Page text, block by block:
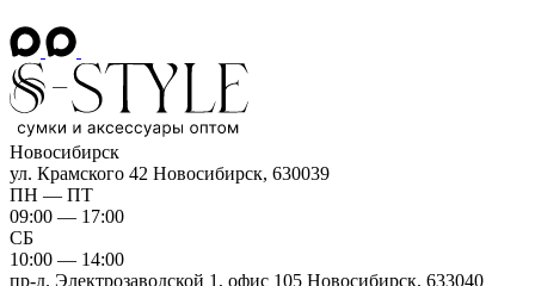
Новосибирск
ул. Крамского 42 Новосибирск, 630039
ПН — ПТ
09:00 — 17:00
СБ
10:00 — 14:00
пр-д. Электрозаводской 1, офис 105 Новосибирск, 633040